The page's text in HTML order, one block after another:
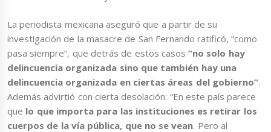
La periodista mexicana aseguró que a partir de su
investigación de la masacre de San Fernando ratificó, “como
pasa siempre”, que detrás de estos casos“no solo hay
delincuencia organizada sino que también hay una
delincuencia organizada en ciertas áreas del gobierno”.
Además advirtió con cierta desolación: “En este país parece
que lo que importa para las instituciones es retirar los
cuerpos de la vía pública, que no se vean. Pero al